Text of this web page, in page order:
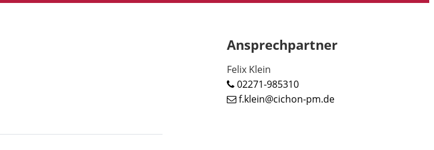
Ansprechpartner
Felix Klein
02271-985310
f.klein@cichon-pm.de